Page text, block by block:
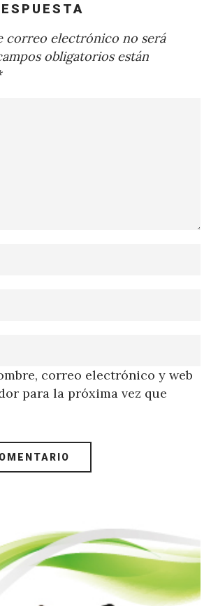
correo electrónico no será
obligatorios están
correo electrónico y web
para la próxima vez que